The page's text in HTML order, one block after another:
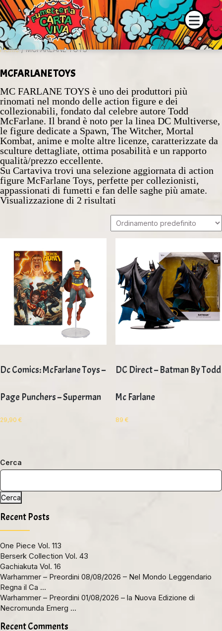
e la disponibilità dei prodotti contattaci su WhatsApp o
Home/ MCFARLANE TOYS
MCFARLANE TOYS
MC FARLANE TOYS è uno dei produttori più
rinomati nel mondo delle action figure e dei
collezionabili, fondato dal celebre autore Todd
McFarlane. Il brand è noto per la linea DC Multiverse,
le figure dedicate a Spawn, The Witcher, Mortal
Kombat, anime e molte altre licenze, caratterizzate da
sculture dettagliate, ottima posabilità e un rapporto
qualità/prezzo eccellente.
Su Cartaviva trovi una selezione aggiornata di action
figure McFarlane Toys, perfette per collezionisti,
appassionati di fumetti e fan delle saghe più amate.
Visualizzazione di 2 risultati
Dc Comics: McFarlane Toys –
Page Punchers – Superman
29,90 €
DC Direct – Batman By Todd
Mc Farlane
89 €
Cerca
Cerca
Recent Posts
One Piece Vol. 113
Berserk Collection Vol. 43
Gachiakuta Vol. 16
Warhammer – Preordini 08/08/2026 – Nel Mondo Leggendario
Regna il Ca …
Warhammer – Preordini 01/08/2026 – la Nuova Edizione di
Necromunda Emerg …
Recent Comments